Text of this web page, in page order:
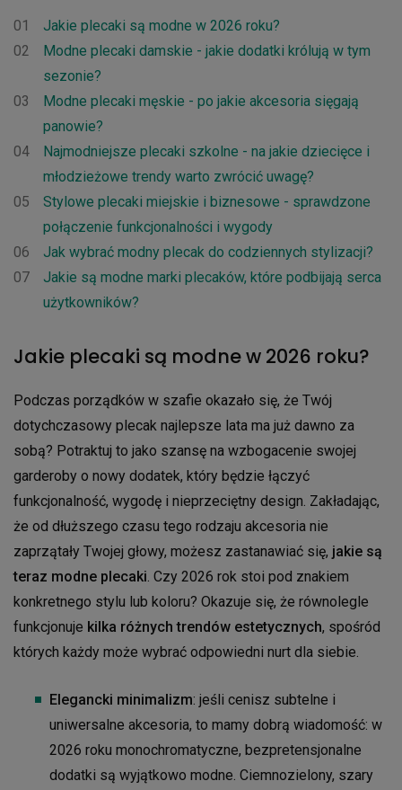
01
Jakie plecaki są modne w 2026 roku?
02
Modne plecaki damskie - jakie dodatki królują w tym
sezonie?
03
Modne plecaki męskie - po jakie akcesoria sięgają
panowie?
04
Najmodniejsze plecaki szkolne - na jakie dziecięce i
młodzieżowe trendy warto zwrócić uwagę?
05
Stylowe plecaki miejskie i biznesowe - sprawdzone
połączenie funkcjonalności i wygody
06
Jak wybrać modny plecak do codziennych stylizacji?
07
Jakie są modne marki plecaków, które podbijają serca
użytkowników?
Jakie plecaki są modne w 2026 roku?
Podczas porządków w szafie okazało się, że Twój
dotychczasowy plecak najlepsze lata ma już dawno za
sobą? Potraktuj to jako szansę na wzbogacenie swojej
garderoby o nowy dodatek, który będzie łączyć
funkcjonalność, wygodę i nieprzeciętny design. Zakładając,
że od dłuższego czasu tego rodzaju akcesoria nie
zaprzątały Twojej głowy, możesz zastanawiać się, jakie są
teraz modne plecaki . Czy 2026 rok stoi pod znakiem
konkretnego stylu lub koloru? Okazuje się, że równolegle
funkcjonuje kilka różnych trendów estetycznych, spośród
których każdy może wybrać odpowiedni nurt dla siebie.
Elegancki minimalizm: jeśli cenisz subtelne i
uniwersalne akcesoria, to mamy dobrą wiadomość: w
2026 roku monochromatyczne, bezpretensjonalne
dodatki są wyjątkowo modne. Ciemnozielony, szary